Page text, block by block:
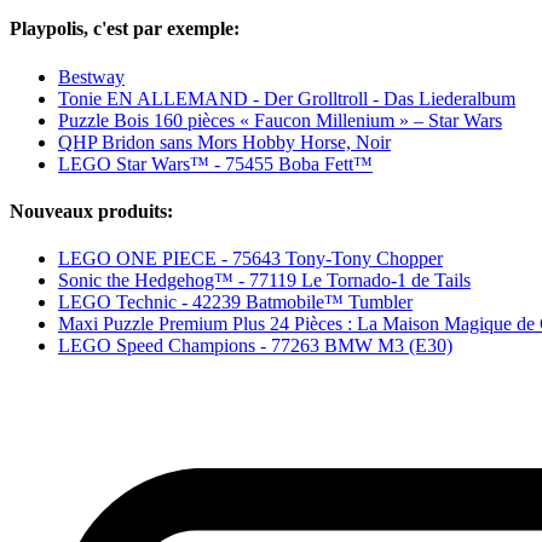
Playpolis, c'est par exemple:
Bestway
Tonie EN ALLEMAND - Der Grolltroll - Das Liederalbum
Puzzle Bois 160 pièces « Faucon Millenium » – Star Wars
QHP Bridon sans Mors Hobby Horse, Noir
LEGO Star Wars™ - 75455 Boba Fett™
Nouveaux produits:
LEGO ONE PIECE - 75643 Tony-Tony Chopper
Sonic the Hedgehog™ - 77119 Le Tornado-1 de Tails
LEGO Technic - 42239 Batmobile™ Tumbler
Maxi Puzzle Premium Plus 24 Pièces : La Maison Magique de
LEGO Speed Champions - 77263 BMW M3 (E30)